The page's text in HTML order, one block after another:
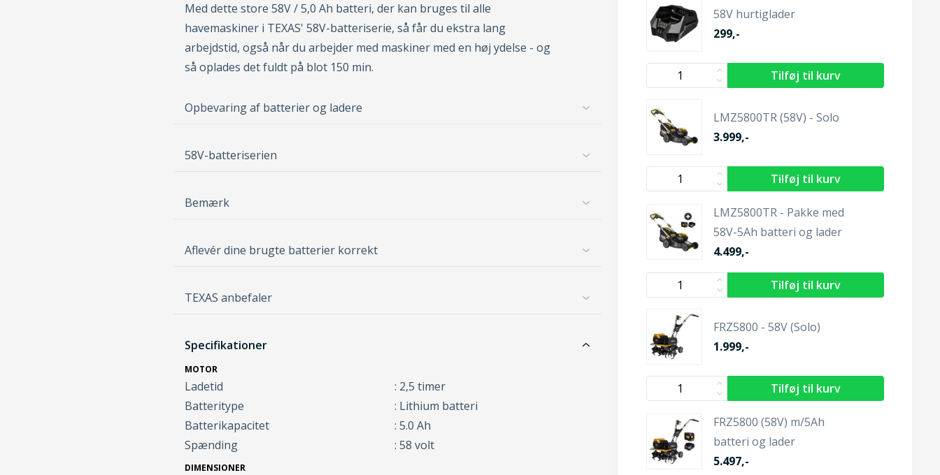
Med dette store 58V / 5,0 Ah batteri, der kan bruges til alle
havemaskiner i TEXAS' 58V-batteriserie, så får du ekstra lang
arbejdstid, også når du arbejder med maskiner med en høj ydelse - og
så oplades det fuldt på blot 150 min.
Opbevaring af batterier og ladere
58V-batteriserien
Bemærk
Aflevér dine brugte batterier korrekt
TEXAS anbefaler
Specifikationer
MOTOR
Ladetid
: 2,5 timer
Batteritype
: Lithium batteri
Batterikapacitet
: 5.0 Ah
Spænding
: 58 volt
DIMENSIONER
58V hurtiglader
299,-
LMZ5800TR (58V) - Solo
3.999,-
LMZ5800TR - Pakke med
58V-5Ah batteri og lader
4.499,-
FRZ5800 - 58V (Solo)
1.999,-
FRZ5800 (58V) m/5Ah
batteri og lader
5.497,-